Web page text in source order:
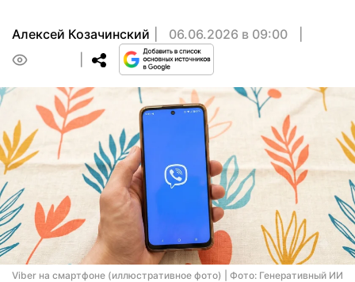
Алексей Козачинский
06.06.2026 в 09:00
Viber на смартфоне (иллюстративное фото) | Фото: Генеративный ИИ